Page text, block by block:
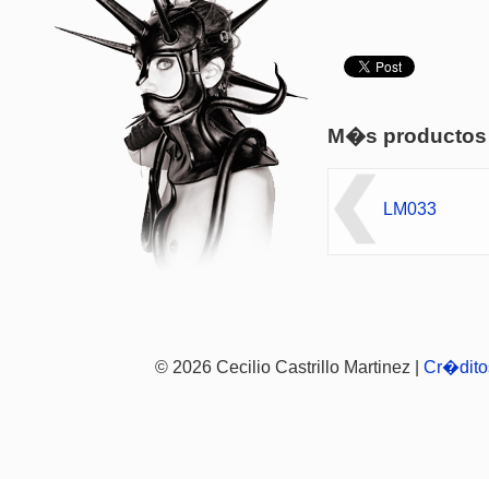
M�s
LM033
© 2026 Cecilio Castrillo Martinez |